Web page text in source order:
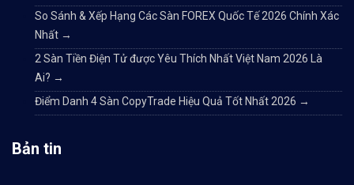
So Sánh & Xếp Hạng Các Sàn FOREX Quốc Tế 2026 Chính Xác
Nhất →
2 Sàn Tiền Điện Tử được Yêu Thích Nhất Việt Nam 2026 Là
Ai? →
Điểm Danh 4 Sàn CopyTrade Hiệu Quả Tốt Nhất 2026 →
Bản tin